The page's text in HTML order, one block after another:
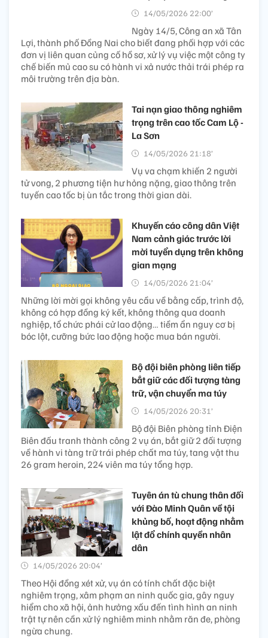
14/05/2026 22:00’
Ngày 14/5, Công an xã Tân
Lợi, thành phố Đồng Nai cho biết đang phối hợp với các
đơn vị liên quan củng cố hồ sơ, xử lý vụ việc một công ty
chế biến mủ cao su có hành vi xả nước thải trái phép ra
môi trường trên địa bàn.
Tai nạn giao thông nghiêm
trọng trên cao tốc Cam Lộ -
La Sơn
14/05/2026 21:18’
Vụ va chạm khiến 2 người
tử vong, 2 phương tiện hư hỏng nặng, giao thông trên
tuyến cao tốc bị ùn tắc trong thời gian dài.
Khuyến cáo công dân Việt
Nam cảnh giác trước lời
mời tuyển dụng trên không
gian mạng
14/05/2026 21:04’
Những lời mời gọi không yêu cầu về bằng cấp, trình độ,
không có hợp đồng ký kết, không thông qua doanh
nghiệp, tổ chức phái cử lao động… tiềm ẩn nguy cơ bị
bóc lột, cưỡng bức lao động hoặc mua bán người.
Bộ đội biên phòng liên tiếp
bắt giữ các đối tượng tàng
trữ, vận chuyển ma túy
14/05/2026 20:31’
Bộ đội Biên phòng tỉnh Điện
Biên đấu tranh thành công 2 vụ án, bắt giữ 2 đối tượng
về hành vi tàng trữ trái phép chất ma túy, tang vật thu
26 gram heroin, 224 viên ma túy tổng hợp.
Tuyên án tù chung thân đối
với Đào Minh Quân về tội
khủng bố, hoạt động nhằm
lật đổ chính quyền nhân
dân
14/05/2026 20:04’
Theo Hội đồng xét xử, vụ án có tính chất đặc biệt
nghiêm trọng, xâm phạm an ninh quốc gia, gây nguy
hiểm cho xã hội, ảnh hưởng xấu đến tình hình an ninh
trật tự nên cần xử lý nghiêm minh nhằm răn đe, phòng
ngừa chung.